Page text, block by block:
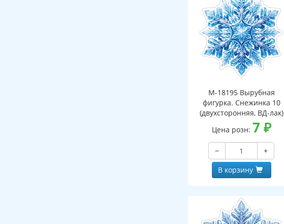
М-18195 Вырубная
фигурка. Снежинка 10
(двухсторонняя, ВД-лак)
Цена розн: 7 ₽
−
+
В корзину